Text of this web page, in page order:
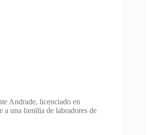
Andrade, licenciado en
a una familia de labradores de